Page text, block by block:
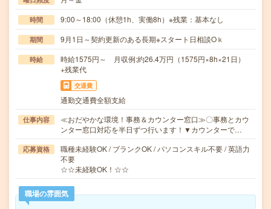
時間 9:00～18:00（休憩1h、実働8h）※残業：基本なし
期間 9月1日～契約更新のある長期※スタート日相談Oｋ
時給
時給1575円～ 月収例:約26.4万円（1575円×8h×21日）
+残業代
交通費
通勤交通費全額支給
仕事内容
≪おだやかな環境！事務＆カウンター窓口≫〇事務とカウ
ンター窓口対応を半日ずつ行います！▼カウンターで…
応募資格
職種未経験OK / ブランクOK / パソコンスキル不要 / 英語力
不要
☆☆未経験OK！☆☆
職場の雰囲気